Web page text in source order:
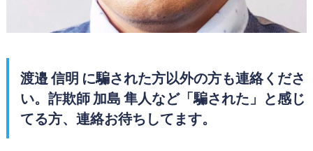
渡邉 信明 に騙された方以外の方も連絡くださ
い。詐欺師 加島 隼人など「騙された」と感じ
てる方、連絡お待ちしてます。